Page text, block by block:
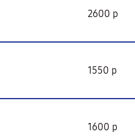
2600 р
1550 р
1600 р